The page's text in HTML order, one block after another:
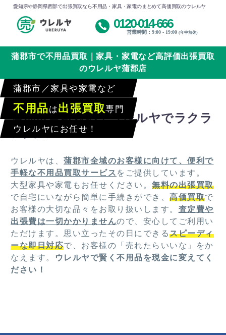
愛知県や静岡県西部で出張買取なら不用品・家具・家電のまとめて高価買取のウレルヤ
0120-014-666
営業時間：9:00 - 19:00 (年中無休)
蒲郡市で不用品買取｜家具・家電など高評価出張買取
のウレルヤ蒲郡店
蒲郡市／家具や家電など
不用品は出張買取専門
ウレルヤにお任せ！
蒲郡市全域対応！ウレルヤでラクラ
ク買取
ウレルヤは、 蒲郡市全域のお客様に向けて、便利で
手軽な不用品買取サービス をご提供しています。
大型家具や家電もお任せください。 無料の出張買取
で自宅にいながら簡単に手続きができ、 高価買取で
お客様の大切な品々をお取り扱いします。 査定費や
出張費は一切かかりませんので、安心してご利用い
ただけます。思い立ったその日にできるスピーディ
ーな即日対応で、お客様の「売れたらいいな」をか
なえます。
ウレルヤで賢く不用品を現金に変えてく
ださい！